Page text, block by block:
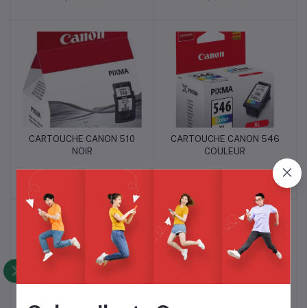
Ajouter au panier
CARTOUCHE CANON 510
NOIR
Ajouter au panier
CARTOUCHE CANON 546
COULEUR